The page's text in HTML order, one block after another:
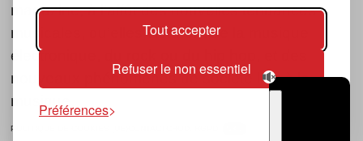
Tout accepter
Refuser le non essentiel
Préférences
magazine, à l’affût des nouvelles tendances
musicales, qu’elles viennent de la musique
électronique, du rock ou du hip hop, et des
nouveaux phénomènes de société liés à la
musique.
POLITIQUE DE COOKIES (UE)